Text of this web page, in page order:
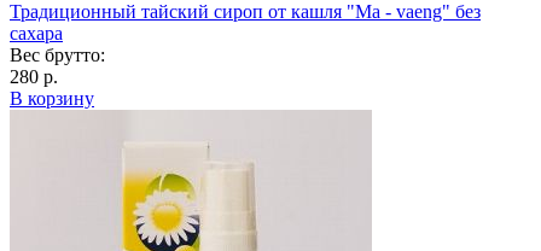
Традиционный тайский сироп от кашля "Ма - vaeng" без
сахара
Вес брутто:
280 р.
В корзину